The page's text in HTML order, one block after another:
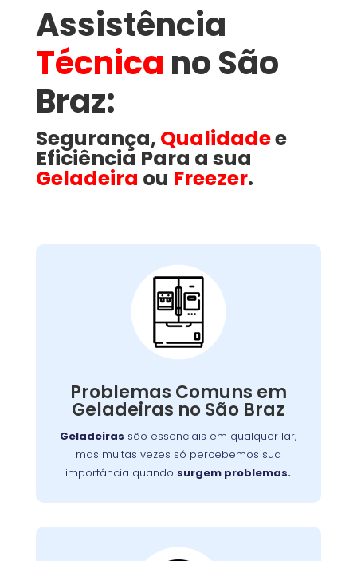
Assistência
Técnica no São
Braz​:
Segurança, Qualidadee
Eficiência Para a sua
Geladeira ou Freezer.
Problemas Comuns em
Geladeiras no São Braz
Geladeiras são essenciais em qualquer lar,
mas muitas vezes só percebemos sua
importância quando surgem problemas.
Problemas Comuns
em Geladeiras:
Quando isso acontece, o impacto no seu dia a
Felizmente, a
Wandertec
oferece
serviços
especializados de conserto de geladeiras
aparelhos.